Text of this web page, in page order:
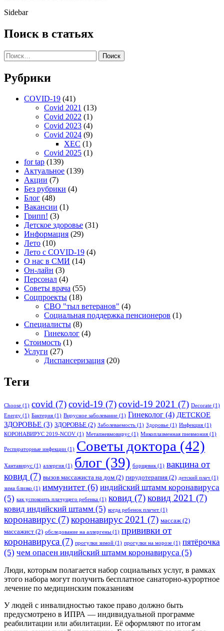
Sidebar
Поиск в статьях
Поиск
Рубрики
COVID-19 (41)
Covid 2021 (13)
Covid 2022 (1)
Covid 2023 (4)
Covid 2024 (9)
XEC (1)
Covid 2025 (1)
for tap (139)
Актуальное (139)
Акции (7)
Без рубрики (4)
Блог (48)
Вакансии (1)
Грипп! (3)
Детское здоровье (31)
Информация (29)
Лето (10)
Лето с COVID-19 (4)
О нас в СМИ (14)
Он-лайн (3)
Персонал (4)
Советы врача (55)
Соцпроекты (18)
СВО "тыл ветеранов" (4)
Социальная поддержка пенсионеров (1)
Специалисты (8)
Гинеколог (4)
Стоимость (1)
Услуги (27)
Диспансеризация (20)
Теги
Choose (1) covid (7)covid-19 (7)covid-19 2021 (7) Decorate (1)
Energy (1) Бактерия (1) Вирусное заболевание (1) Гинеколог (4) ДЕТСКОЕ
ЗДОРОВЬЕ (3) ЗДОРОВЬЕ (2) Заболеваемость (1) Здоровье (1) Инфекция (1)
КОРОНАВИРУС 2019-NCOV (1) Метапневмовирус (1) Микоплазменная пневмония (1)
Респираторные инфекции (1) Советы доктора (42)
Хантавирус (1) аллергия (1) блог (39) борщевик(1) вакцина от
ковид (7) вызов массажиста на дом (2) гирудотерапия (2) детский плач (1)
зима близко (1) иммунитет (6) индийский штамм коронавируса
(5) как успокоить плачущего ребенка (1) ковид (7)ковид 2021 (7)
ковид индийский штамм (5) когда ребенок плачет (1)
коронавирус (7)коронавирус 2021 (7) массаж (2)
массажист (2) обследование на аллергены (1) прививки от
коронавируса (7) прогулки зимой (1) прогулки на морозе (1) пятёрочка
(5) чем опасен индийский штамм коронавируса (5)
Люди, которым полагается набор социальных услуг, в рамках
этого набора могут получить бесплатное санаторно-курортное
лечение по медицинским показаниям
У людей с инвалидностью такое право должно быть
предусмотрено в ИПРА — индивидуальной программе
реабилитации или абилитации. Её оформляют по итогам